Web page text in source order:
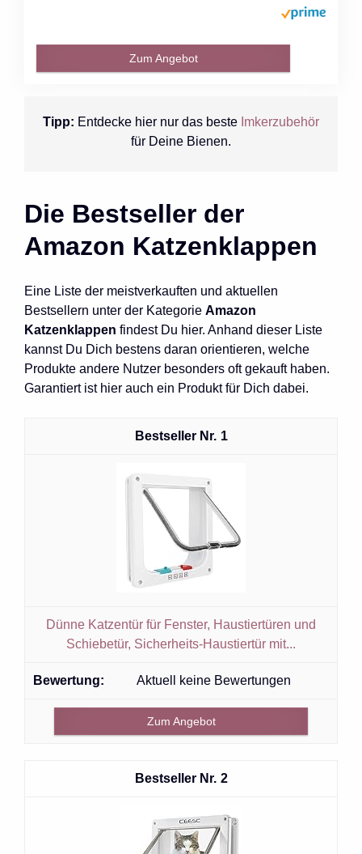
Zum Angebot
Tipp: Entdecke hier nur das beste Imkerzubehör
für Deine Bienen.
Die Bestseller der
Amazon Katzenklappen
Eine Liste der meistverkauften und aktuellen
Bestsellern unter der Kategorie Amazon
Katzenklappen findest Du hier. Anhand dieser Liste
kannst Du Dich bestens daran orientieren, welche
Produkte andere Nutzer besonders oft gekauft haben.
Garantiert ist hier auch ein Produkt für Dich dabei.
1
Dünne Katzentür für Fenster, Haustiertüren und
Schiebetür, Sicherheits-Haustiertür mit...
Aktuell keine Bewertungen
Zum Angebot
2